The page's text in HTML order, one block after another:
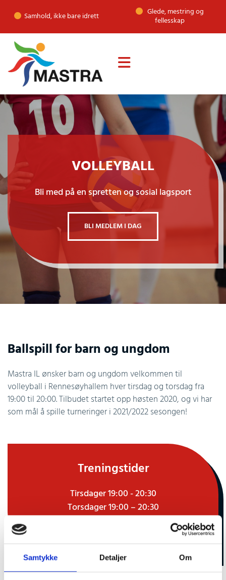
Samtykke Detaljer Om
 Samhold, ikke bare idrett Glede, mestring og
fellesskap
VOLLEYBALL
Bli med på en spretten og sosial lagsport
BLI MEDLEM I DAG
Ballspill for barn og ungdom
Mastra IL ønsker barn og ungdom velkommen til
volleyball i Rennesøyhallem hver tirsdag og torsdag fra
19:00 til 20:00. Tilbudet startet opp høsten 2020, og vi har
som mål å spille turneringer i 2021/2022 sesongen!
Treningstider
Tirsdager 19:00 - 20:30
Torsdager 19:00 – 20:30